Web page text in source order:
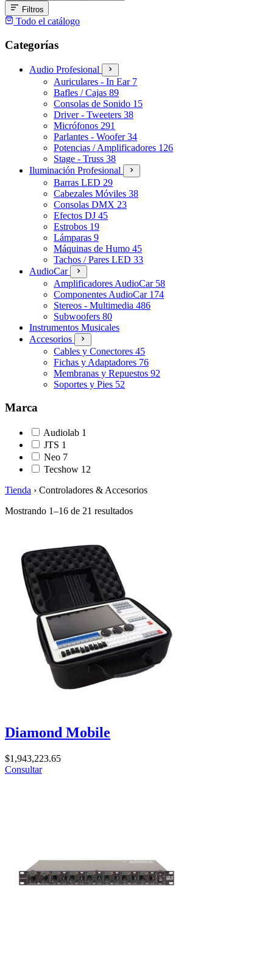
Filtros
Todo el catálogo
Categorías
Audio Profesional
Auriculares - In Ear 7
Bafles / Cajas 89
Consolas de Sonido 15
Driver - Tweeters 38
Micrófonos 291
Parlantes - Woofer34
Potencias / Amplificadores 126
Stage - Truss 38
Iluminación Profesional
Barras LED 29
Cabezales Móviles 38
Consolas DMX 23
Efectos DJ 45
Estrobos 19
Lámparas 9
Máquinas de Humo 45
Tachos / Pares LED 33
AudioCar
Amplificadores AudioCar 58
Componentes AudioCar 174
Stereos - Multimedia 486
Subwoofers 80
Instrumentos Musicales
Accesorios
Cables y Conectores 45
Fichas y Adaptadores 76
Membranas y Repuestos 92
Soportes y Pies 52
Marca
Audiolab 1
JTS 1
Neo 7
Tecshow 12
Tienda › Controladores & Accesorios
Mostrando 1–16 de 21 resultados
Diamond Mobile
$1,943,223.65
Consultar